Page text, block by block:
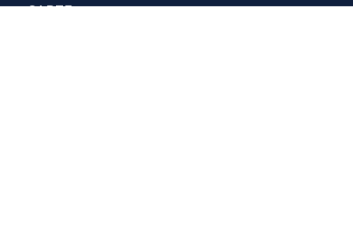
CARTE